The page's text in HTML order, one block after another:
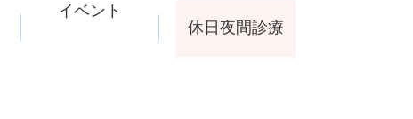
イベント
休日夜間診療